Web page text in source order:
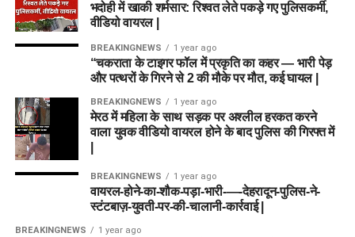
भदोही में खाकी शर्मसार: रिश्वत लेते पकड़े गए पुलिसकर्मी,
वीडियो वायरल |
BREAKINGNEWS 1 year ago
“चकराता के टाइगर फॉल में प्रकृति का कहर — भारी पेड़
और पत्थरों के गिरने से 2 की मौके पर मौत, कई घायल |
BREAKINGNEWS 1 year ago
मेरठ में महिला के साथ सड़क पर अश्लील हरकत करने
वाला युवक वीडियो वायरल होने के बाद पुलिस की गिरफ्त में
BREAKINGNEWS 1 year ago
वायरल-होने-का-शौक-पड़ा-भारी-—-देहरादून-पुलिस-ने-
स्टंटबाज़-युवती-पर-की-चालानी-कार्रवाई |
BREAKINGNEWS 1 year ago